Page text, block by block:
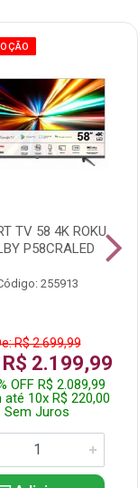
TV 58 4K ROKU
P58CRALED
255913
R$ 2.699,99
2.199,99
OFF R$ 2.089,99
até 10x R$ 220,00
Sem Juros